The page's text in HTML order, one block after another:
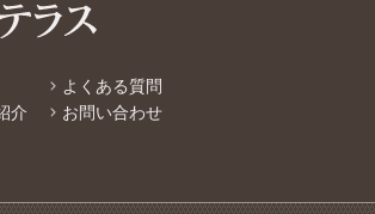
介
よくある質問
お問い合わせ